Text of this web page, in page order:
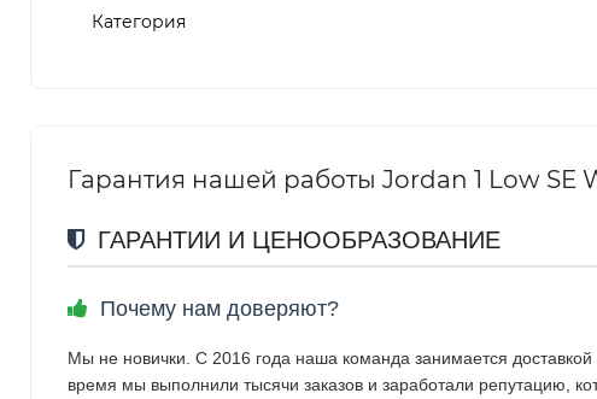
Категория
Гарантия нашей работы Jordan 1 Low SE
ГАРАНТИИ И ЦЕНООБРАЗОВАНИЕ
Почему нам доверяют?
Мы не новички. С 2016 года наша команда занимается
время мы выполнили тысячи заказов и заработали репутацию,